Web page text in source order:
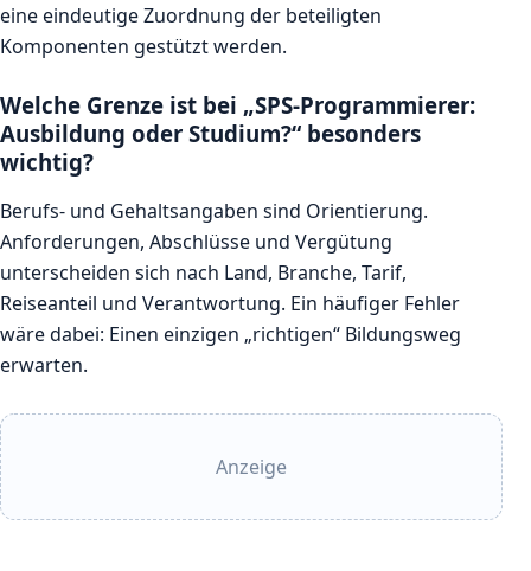
eine eindeutige Zuordnung der beteiligten
Komponenten gestützt werden.
Welche Grenze ist bei „SPS-Programmierer:
Ausbildung oder Studium?“ besonders
wichtig?
Berufs- und Gehaltsangaben sind Orientierung.
Anforderungen, Abschlüsse und Vergütung
unterscheiden sich nach Land, Branche, Tarif,
Reiseanteil und Verantwortung. Ein häufiger Fehler
wäre dabei: Einen einzigen „richtigen“ Bildungsweg
erwarten.
Anzeige